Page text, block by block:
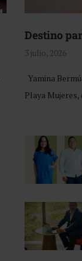
Destino
3 julio, 2026
Yamina
Playa